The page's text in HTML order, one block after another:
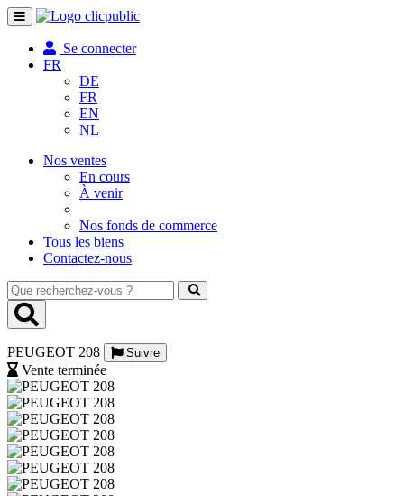
Toggle
navigation
Se connecter
FR
DE
FR
EN
NL
Nos ventes
En cours
À venir
Nos fonds de commerce
Tous les biens
Contactez-nous
Que
recherchez-
vous
PEUGEOT 208
Suivre
Vente terminée